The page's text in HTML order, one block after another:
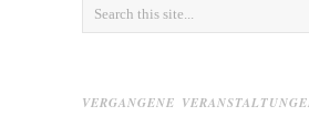
VERGANGENE